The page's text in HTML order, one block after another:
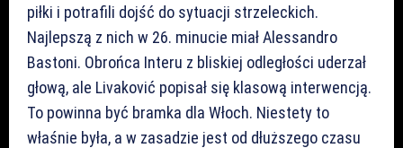
piłki i potrafili dojść do sytuacji strzeleckich.
Najlepszą z nich w 26. minucie miał Alessandro
Bastoni. Obrońca Interu z bliskiej odległości uderzał
głową, ale Livaković popisał się klasową interwencją.
To powinna być bramka dla Włoch. Niestety to
właśnie była, a w zasadzie jest od dłuższego czasu